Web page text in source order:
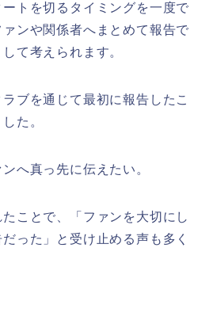
トを切るタイミングを一度で
ンや関係者へまとめて報告で
て考えられます。
ブを通じて最初に報告したこ
た。
へ真っ先に伝えたい。
ことで、「ファンを大切にし
った」と受け止める声も多く